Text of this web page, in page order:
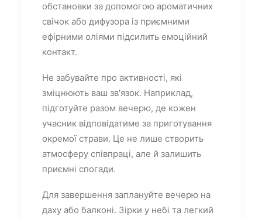
обстановки за допомогою ароматичних
свічок або дифузора із приємними
ефірними оліями підсилить емоційний
контакт.
Не забувайте про активності, які
зміцнюють ваш зв'язок. Наприклад,
підготуйте разом вечерю, де кожен
учасник відповідатиме за приготування
окремої страви. Це не лише створить
атмосферу співпраці, але й залишить
приємні спогади.
Для завершення заплануйте вечерю на
даху або балконі. Зірки у небі та легкий